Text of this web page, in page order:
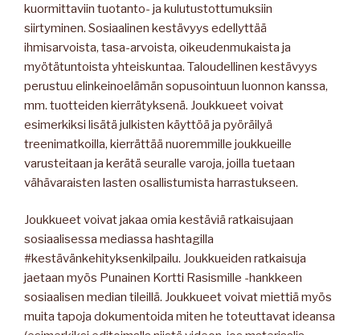
kuormittaviin tuotanto- ja kulutustottumuksiin
siirtyminen. Sosiaalinen kestävyys edellyttää
ihmisarvoista, tasa-arvoista, oikeudenmukaista ja
myötätuntoista yhteiskuntaa. Taloudellinen kestävyys
perustuu elinkeinoelämän sopusointuun luonnon kanssa,
mm. tuotteiden kierrätyksenä. Joukkueet voivat
esimerkiksi lisätä julkisten käyttöä ja pyöräilyä
treenimatkoilla, kierrättää nuoremmille joukkueille
varusteitaan ja kerätä seuralle varoja, joilla tuetaan
vähävaraisten lasten osallistumista harrastukseen.
Joukkueet voivat jakaa omia kestäviä ratkaisujaan
sosiaalisessa mediassa hashtagilla
#kestävänkehityksenkilpailu. Joukkueiden ratkaisuja
jaetaan myös Punainen Kortti Rasismille -hankkeen
sosiaalisen median tileillä. Joukkueet voivat miettiä myös
muita tapoja dokumentoida miten he toteuttavat ideansa